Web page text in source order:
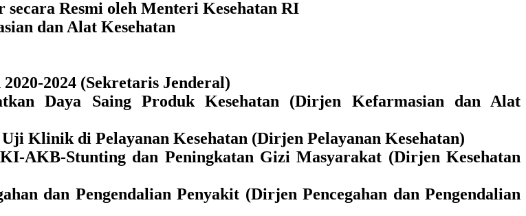
secara Resmi oleh Menteri Kesehatan RI
dan Alat Kesehatan
2024 (Sekretaris Jenderal)
Daya Saing Produk Kesehatan (Dirjen Kefarmasian dan Alat
Klinik di Pelayanan Kesehatan (Dirjen Pelayanan Kesehatan)
AKB-Stunting dan Peningkatan Gizi Masyarakat (Dirjen Kesehatan
dan Pengendalian Penyakit (Dirjen Pencegahan dan Pengendalian